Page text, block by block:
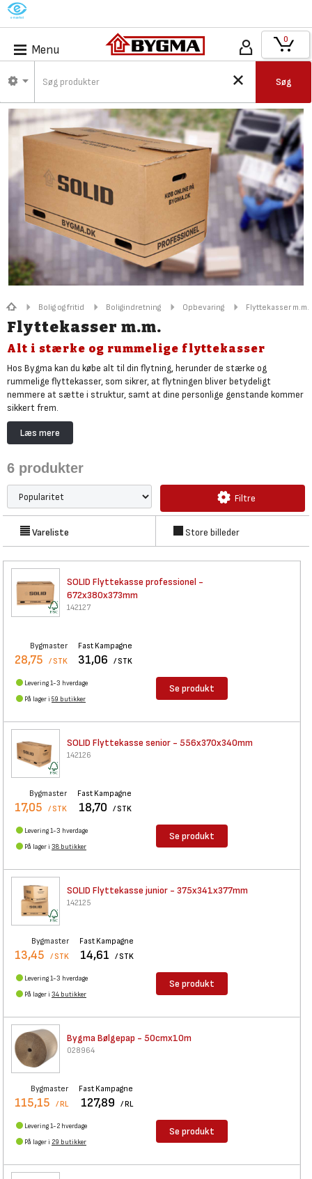
M
Menu
Søg
0
Bolig og fritid Boligindretning Opbevaring Flyttekasser m.m.
Flyttekasser m.m.
Alt i stærke og rummelige flyttekasser
Hos Bygma kan du købe alt til din flytning, herunder de stærke og
rummelige flyttekasser, som sikrer, at flytningen bliver betydeligt
nemmere at sætte i struktur, samt at dine personlige genstande kommer
sikkert frem.
Til tunge genstande samt meget sårbare elementer anbefaler vi, at du
benytter vores professionelle flyttekasser lavet af ekstra stærk pap.
flyttekasser optimal beskyttelse, som også professionelle flyttemænd
Til lette og mindre sårbare genstande kan du spare penge ved at bruge
enten en junior- eller standardflyttekasse. Standard og junior er billige
flyttekasser, der stadig har den nødvendige kvalitet til at tåle fragten,
Læs mere
6 produkter
Filtre
Vareliste Store billeder
SOLID Flyttekasse professionel -
672x380x373mm
142127
Bygmaster
28,75 / STK
Fast Kampagne
31,06 / STK
Levering 1-3 hverdage
På lager i 59 butikker
Se produkt
SOLID Flyttekasse senior - 556x370x340mm
142126
Bygmaster
17,05 / STK
Fast Kampagne
18,70 / STK
Levering 1-3 hverdage
På lager i 38 butikker
Se produkt
SOLID Flyttekasse junior - 375x341x377mm
142125
Bygmaster
13,45 / STK
Fast Kampagne
14,61 / STK
Levering 1-3 hverdage
På lager i 34 butikker
Se produkt
Bygma Bølgepap - 50cmx10m
028964
Bygmaster
115,15 / RL
Fast Kampagne
127,89 / RL
Levering 1-2 hverdage
På lager i 29 butikker
Se produkt